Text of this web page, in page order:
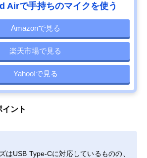
Airで手持ちのマイクを使う
Amazonで見る
楽天市場で見る
Yahoo!で見る
ント
はUSB Type-Cに対応しているものの、